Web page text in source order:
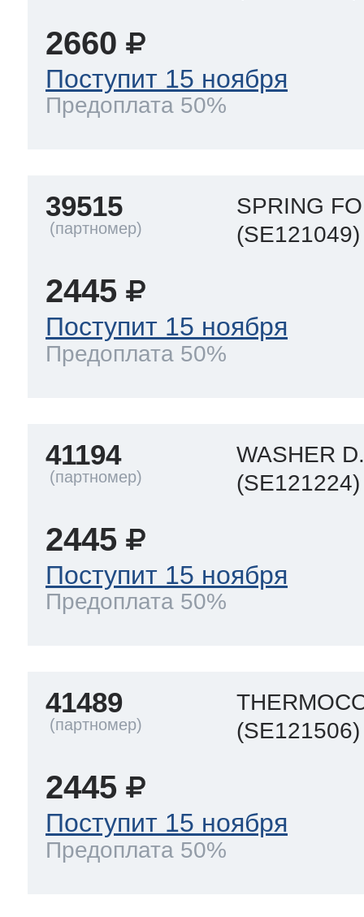
2660
Поступит 15 ноября
Предоплата 50%
39515
SPRING
(SE121049)
2445
Поступит 15 ноября
Предоплата 50%
41194
WASHER
(SE121224)
2445
Поступит 15 ноября
Предоплата 50%
41489
(SE121506)
2445
Поступит 15 ноября
Предоплата 50%